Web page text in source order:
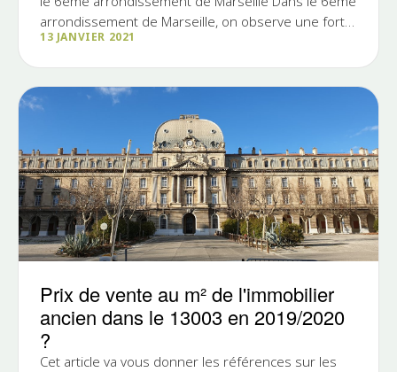
arrondissement de Marseille, on observe une forte
hausse de...
13 JANVIER 2021
Prix de vente au m² de l'immobilier
ancien dans le 13003 en 2019/2020
?
Cet article va vous donner les références sur les